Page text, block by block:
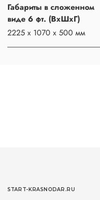
Габариты в сложенном
виде 6 фт. (ВхШхГ)
2225 х 1070 х 500 мм
START-KRASNODAR.RU